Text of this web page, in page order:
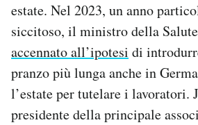
estate. Nel 2023, un anno
siccitoso, il ministro della
accennato all’ipotesi di
pranzo più lunga anche in
l’estate per tutelare i lavoratori.
presidente della principale